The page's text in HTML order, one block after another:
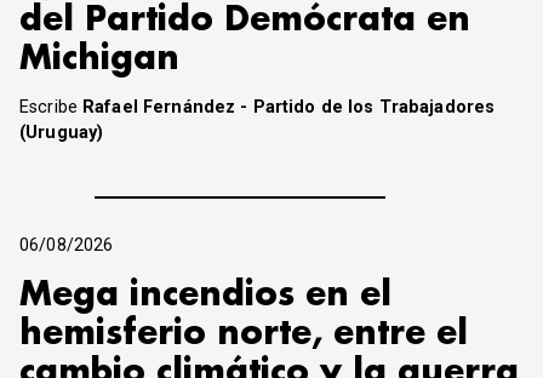
del Partido Demócrata en
Michigan
Escribe Rafael Fernández - Partido de los Trabajadores
(Uruguay)
06/08/2026
Mega incendios en el
hemisferio norte, entre el